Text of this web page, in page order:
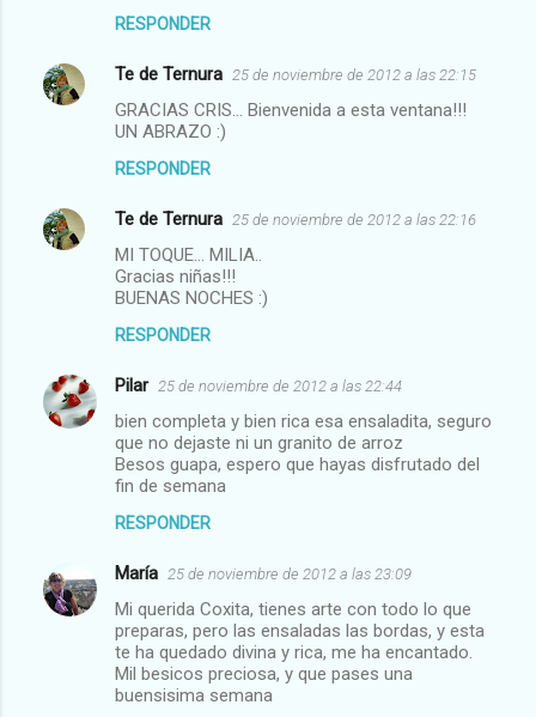
RESPONDER
Te de Ternura 25 de noviembre de 2012 a las 22:15
GRACIAS CRIS... Bienvenida a esta ventana!!!
UN ABRAZO :)
RESPONDER
Te de Ternura 25 de noviembre de 2012 a las 22:16
MI TOQUE... MILIA..
Gracias niñas!!!
BUENAS NOCHES :)
RESPONDER
Pilar 25 de noviembre de 2012 a las 22:44
bien completa y bien rica esa ensaladita, seguro
que no dejaste ni un granito de arroz
Besos guapa, espero que hayas disfrutado del
fin de semana
RESPONDER
María 25 de noviembre de 2012 a las 23:09
Mi querida Coxita, tienes arte con todo lo que
preparas, pero las ensaladas las bordas, y esta
te ha quedado divina y rica, me ha encantado.
Mil besicos preciosa, y que pases una
buensisima semana